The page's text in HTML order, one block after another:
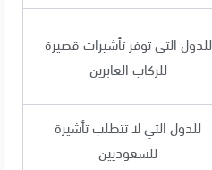
للدول التي توفر تأشيرات قصيرة
للركاب العابرين
للدول التي لا تتطلب تأشيرة
للسعوديين